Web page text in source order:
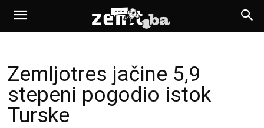
Zemljotres jačine 5,9
stepeni pogodio istok
Turske